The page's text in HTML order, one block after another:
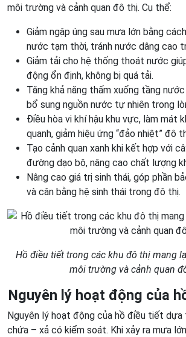
môi trường và cảnh quan đô thị. Cụ thể:
Giảm ngập úng sau mưa lớn bằng
nước tạm thời, tránh nước dâng cao
Giảm tải cho hệ thống thoát nước
động ổn định, không bị quá tải.
Tăng khả năng thấm xuống tầng
bổ sung nguồn nước tự nhiên trong
Điều hòa vi khí hậu khu vực, làm mát
quanh, giảm hiệu ứng “đảo nhiệt” đô
Tạo cảnh quan xanh khi kết hợp với
đường dạo bộ, nâng cao chất lượng
Nâng cao giá trị sinh thái, góp phần
và cân bằng hệ sinh thái trong đô thị.
Hồ điều tiết trong các khu đô thị mang
môi trường và cảnh quan
Nguyên lý hoạt động của
Nguyên lý hoạt động của hồ điều tiết
chứa – xả có kiểm soát. Khi xảy ra mưa